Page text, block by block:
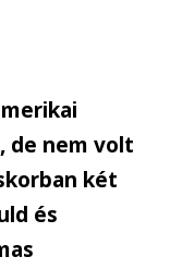
de nem volt
két
és